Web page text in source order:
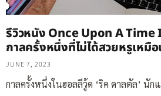
รีวิวหนัง Once Upon A
กาลครั้งหนึ่งที่ไม่ได้สวยหรูเหมื
JUNE 7, 2023
กาลครั้งหนึ่งในฮอลลีวู้ด ‘ริค ดาลตัล’ นั